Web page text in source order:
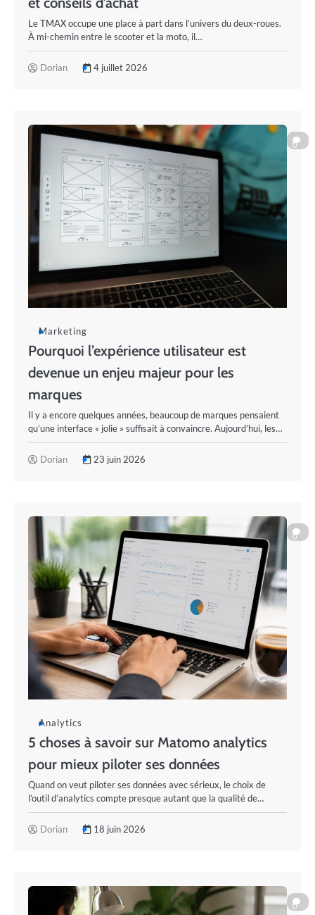
Le TMAX occupe une place à part dans l’univers du deux-roues.
À mi-chemin entre le scooter et la moto, il…
Dorian 4 juillet 2026
0
Marketing
Pourquoi l’expérience utilisateur est
devenue un enjeu majeur pour les
marques
Il y a encore quelques années, beaucoup de marques pensaient
qu’une interface « jolie » suffisait à convaincre. Aujourd’hui, les…
Dorian 23 juin 2026
0
Analytics
5 choses à savoir sur Matomo analytics
pour mieux piloter ses données
Quand on veut piloter ses données avec sérieux, le choix de
l’outil d’analytics compte presque autant que la qualité de…
Dorian 18 juin 2026
0